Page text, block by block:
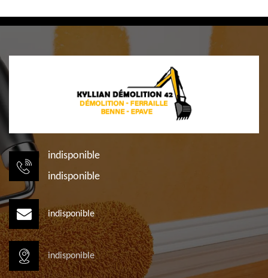
indisponible
indisponible
indisponible
indisponible